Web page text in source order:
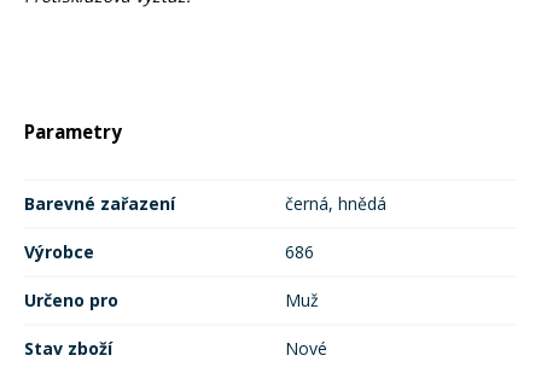
Parametry
Barevné zařazení černá, hnědá
Výrobce 686
Určeno pro Muž
Stav zboží Nové